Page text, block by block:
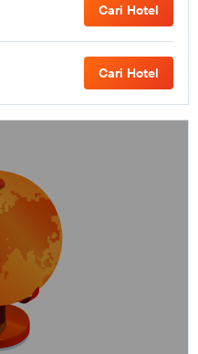
Cari Hotel
Cari Hotel